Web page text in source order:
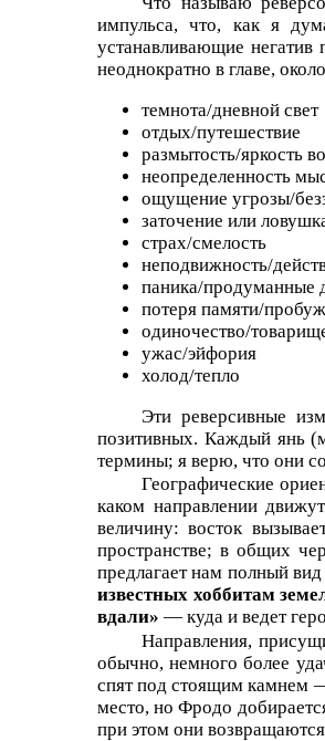
импульса, что, как я
устанавливающие
неоднократно в главе,
темнота/дневной свет
отдых/путешествие
размытость/яркость
неопределенность
ощущение угрозы/
заточение или
страх/смелость
неподвижность/
паника/продуманные
потеря памяти/
одиночество/
ужас/эйфория
холод/тепло
Эти реверсивные
позитивных. Каждый янь
термины; я верю, что они
Географические
каком направлении
величину: восток
пространстве; в общих
предлагает нам полный
известных хоббитам
вдали» — куда и ведет
Направления,
обычно, немного более
спят под стоящим камнем
место, но Фродо
при этом они